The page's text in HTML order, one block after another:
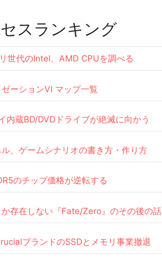
スランキング
世代のIntel、AMD CPUを調べる
ーションVI マップ一覧
内蔵BD/DVDドライブが絶滅に向かう
、ゲームシナリオの書き方・作り方
のチップ価格が逆転する
存在しない『Fate/Zero』のその後の話
ブランドのSSDとメモリ事業撤退